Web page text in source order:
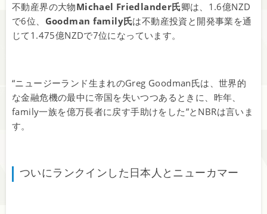
不動産界の大物Michael Friedlander氏卿は、1.6億NZD
で6位、 Goodman family氏は不動産投資と開発事業を通
じて1.475億NZDで7位になっています。
“ニュージーランド生まれのGreg Goodman氏は、世界的
な金融危機の最中に帝国を失いつつあるときに、昨年、
family一族を億万長者に戻す手助けをした”とNBRは言いま
す。
ついにランクインした日本人とニューカマー